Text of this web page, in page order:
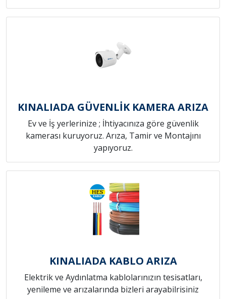
KINALIADA GÜVENLİK KAMERA ARIZA
Ev ve İş yerlerinize ; İhtiyacınıza göre güvenlik
kamerası kuruyoruz. Arıza, Tamir ve Montajını
yapıyoruz.
KINALIADA KABLO ARIZA
Elektrik ve Aydınlatma kablolarınızın tesisatları,
yenileme ve arızalarında bizleri arayabilrisiniz